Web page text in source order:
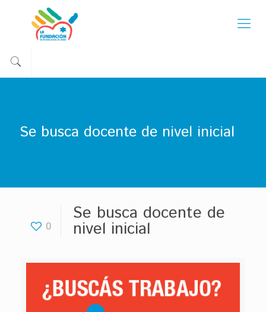
Se busca docente de nivel inicial
0
Se busca docente de
nivel inicial